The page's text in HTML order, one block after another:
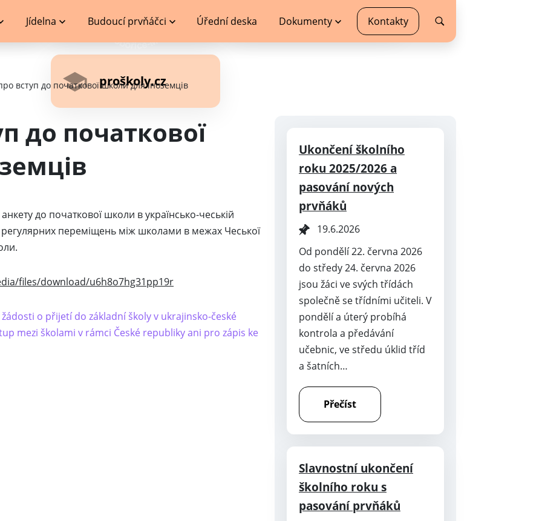
Jídelna Budoucí prvňáčci Úřední deska Dokumenty Kontakty
proškoly.cz
вступ до початкової школи для іноземців
до початкової
до початкової школи в українсько-чеській
регулярних переміщень між школами в межах Чеської
files/download/u6h8o7hg31pp19r
o přijetí do základní školy v ukrajinsko-české
mezi školami v rámci České republiky ani pro zápis ke
Ukončení školního
roku 2025/2026 a
pasování nových
prvňáků
19.6.2026
Od pondělí 22. června 2026
do středy 24. června 2026
jsou žáci ve svých třídách
společně se třídními učiteli. V
pondělí a úterý probíhá
kontrola a předávání
učebnic, ve středu úklid tříd
a šatních…
Přečíst
Slavnostní ukončení
školního roku s
pasování prvňáků